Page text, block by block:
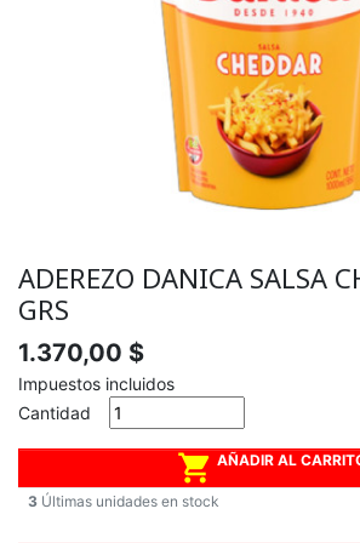
ADEREZO DANICA SALSA
GRS
1.370,00 $
Impuestos incluidos
Cantidad
 AÑADIR AL
3 Últimas unidades en stock